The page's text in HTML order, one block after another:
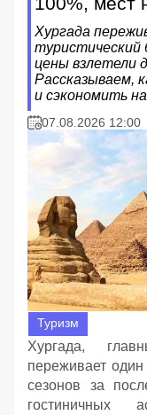
Хургада
туристический
цены взлетели
Рассказываем,
и сэкономить
07.08.2026 12:00
Туризм
Хургада,
переживает
сезонов за
гостиничных